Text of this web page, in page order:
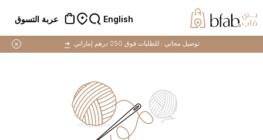
English عربة التسوق
توصيل مجاني : للطلبات فوق 250 درهم إماراتي ➜